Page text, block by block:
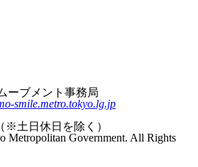
ーブメント事務局
smile.metro.tokyo.lg.jp
※土日休日を除く）
Metropolitan Government. All Rights